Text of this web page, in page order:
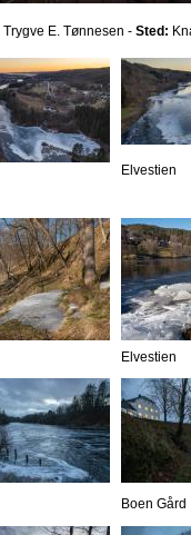
Trygve E. Tønnesen - Sted:
Elvestien
Elvestien
Boen Gård